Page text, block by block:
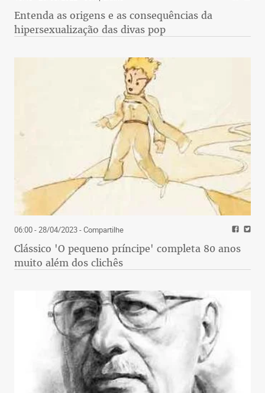
Entenda as origens e as consequências da
hipersexualização das divas pop
06:00 - 28/04/2023- Compartilhe
Clássico 'O pequeno príncipe' completa 80 anos
muito além dos clichês